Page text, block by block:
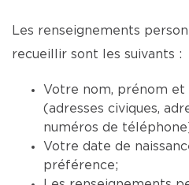
Les renseignements
recueillir sont les suivants :
Votre nom, prénom et
(adresses civiques,
numéros de
Votre date de
préférence;